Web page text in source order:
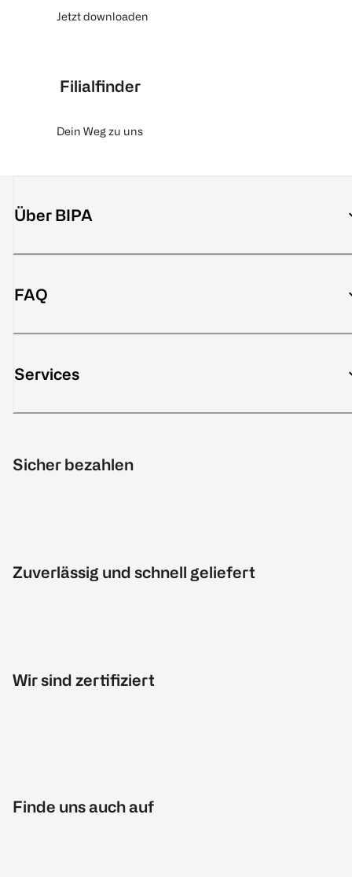
Jetzt downloaden
Filialfinder
Dein Weg zu uns
Über BIPA
FAQ
Services
Sicher bezahlen
Zuverlässig und schnell geliefert
Wir sind zertifiziert
Finde uns auch auf